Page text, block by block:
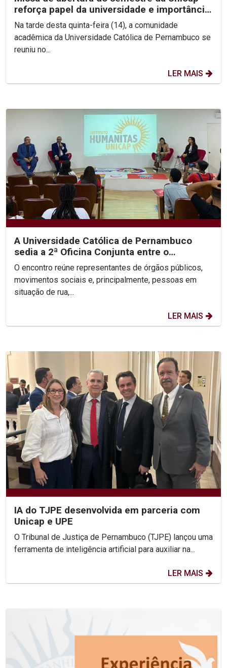
reforça papel da universidade e importância
do perdão
Na tarde desta quinta-feira (14), a comunidade
acadêmica da Universidade Católica de Pernambuco se
reuniu no...
LER MAIS
A Universidade Católica de Pernambuco
sedia a 2ª Oficina Conjunta entre o
Ministério Público, a...
O encontro reúne representantes de órgãos públicos,
movimentos sociais e, principalmente, pessoas em
situação de rua,...
LER MAIS
IA do TJPE desenvolvida em parceria com
Unicap e UPE
O Tribunal de Justiça de Pernambuco (TJPE) lançou uma
ferramenta de inteligência artificial para auxiliar na...
LER MAIS